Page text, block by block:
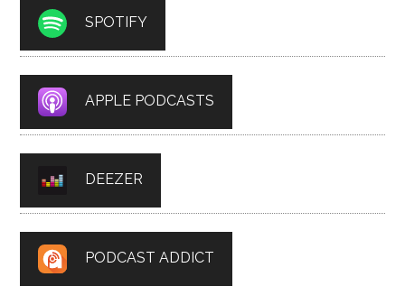
SPOTIFY
APPLE PODCASTS
DEEZER
PODCAST ADDICT